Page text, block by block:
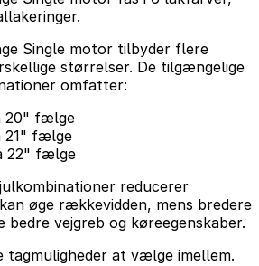
Single motor tilbyder flere
størrelser. De tilgængelige
omfatter:
20" fælge
21" fælge
22" fælge
reducerer
øge rækkevidden, mens bredere
vejgreb og køreegenskaber.
tagmuligheder at vælge imellem.